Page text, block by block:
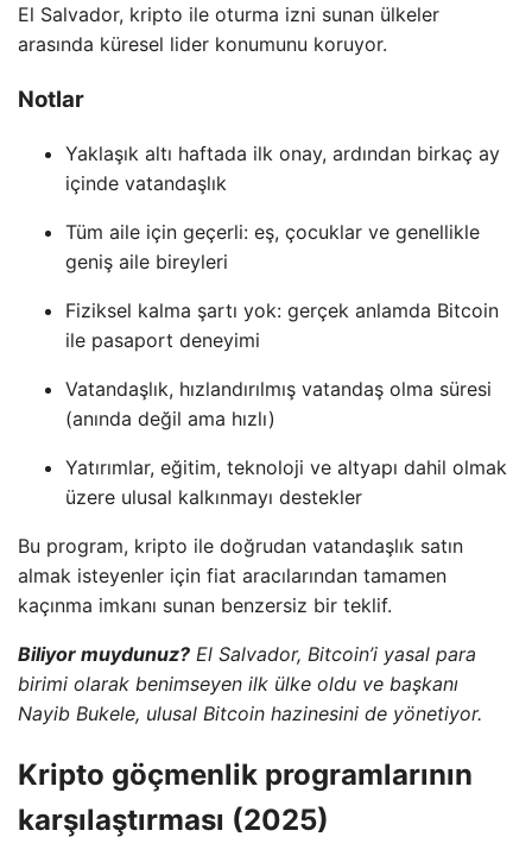
El Salvador, kripto ile oturma izni sunan ülkeler
arasında küresel lider konumunu koruyor.
Notlar
Yaklaşık altı haftada ilk onay, ardından birkaç ay
içinde vatandaşlık
Tüm aile için geçerli: eş, çocuklar ve genellikle
geniş aile bireyleri
Fiziksel kalma şartı yok: gerçek anlamda Bitcoin
ile pasaport deneyimi
Vatandaşlık, hızlandırılmış vatandaş olma süresi
(anında değil ama hızlı)
Yatırımlar, eğitim, teknoloji ve altyapı dahil olmak
üzere ulusal kalkınmayı destekler
Bu program, kripto ile doğrudan vatandaşlık satın
almak isteyenler için fiat aracılarından tamamen
kaçınma imkanı sunan benzersiz bir teklif.
Biliyor muydunuz? El Salvador, Bitcoin’i yasal para
birimi olarak benimseyen ilk ülke oldu ve başkanı
Nayib Bukele, ulusal Bitcoin hazinesini de yönetiyor.
Kripto göçmenlik programlarının
karşılaştırması (2025)